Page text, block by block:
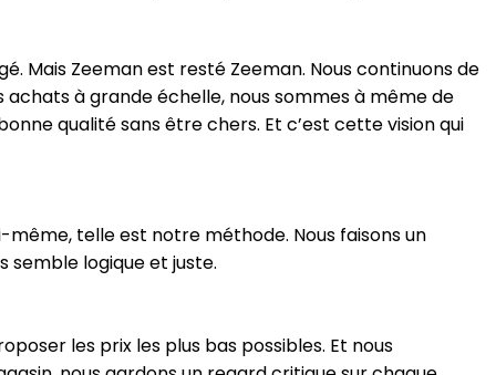
Mais Zeeman est resté Zeeman. Nous continuons de
à grande échelle, nous sommes à même de
qualité sans être chers. Et c’est cette vision qui
telle est notre méthode. Nous faisons un
semble logique et juste.
les prix les plus bas possibles. Et nous